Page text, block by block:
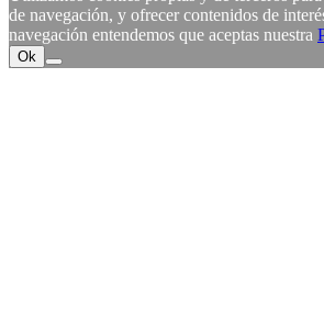
de navegación, y ofrecer contenidos de
navegación entendemos que aceptas nuestra
Ok